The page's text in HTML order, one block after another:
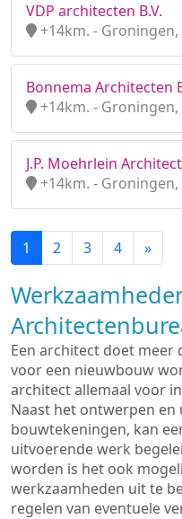
VDP architecten B.V.
+14km. -
Bonnema Architecten
+14km. -
J.P. Moehrlein Architect
+14km. -
1 2 3 4 »
Een architect doet meer
voor een nieuwbouw
architect allemaal voor
Naast het ontwerpen en
bouwtekeningen, kan
uitvoerende werk
worden is het ook
werkzaamheden uit te
regelen van eventuele